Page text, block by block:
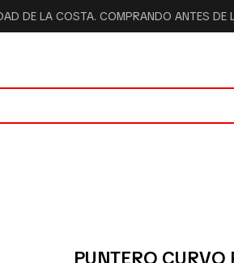
DE LA COSTA. COMPRANDO ANTES DE